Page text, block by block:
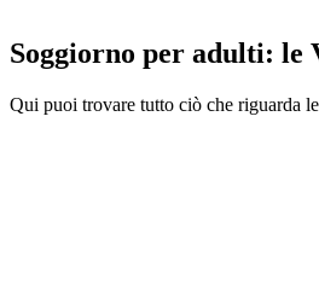
Soggiorno per adulti: le
Qui puoi trovare tutto ciò che riguarda